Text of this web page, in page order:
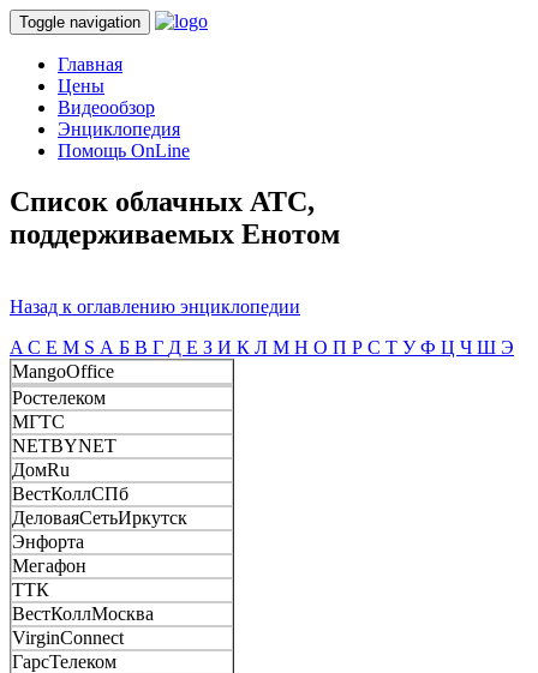
Toggle navigation
Главная
Цены
Видеообзор
Энциклопедия
Помощь OnLine
Список облачных АТС,
поддерживаемых Енотом
Назад к оглавлению энциклопедии
A C E M S А Б В Г Д Е З И К Л М Н О П Р С Т УФ Ц Ч Ш Э
MangoOffice
Ростелеком
МГТС
NETBYNET
ДомRu
ВестКоллСПб
ДеловаяСетьИркутск
Энфорта
Мегафон
ТТК
ВестКоллМосква
VirginConnect
ГарсТелеком